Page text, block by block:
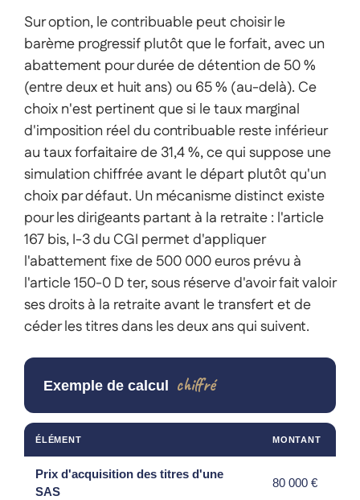
Sur option, le contribuable peut choisir le
barème progressif plutôt que le forfait, avec un
abattement pour durée de détention de 50 %
(entre deux et huit ans) ou 65 % (au-delà). Ce
choix n'est pertinent que si le taux marginal
d'imposition réel du contribuable reste inférieur
au taux forfaitaire de 31,4 %, ce qui suppose une
simulation chiffrée avant le départ plutôt qu'un
choix par défaut. Un mécanisme distinct existe
pour les dirigeants partant à la retraite : l'article
167 bis, I-3 du CGI permet d'appliquer
l'abattement fixe de 500 000 euros prévu à
l'article 150-0 D ter, sous réserve d'avoir fait valoir
ses droits à la retraite avant le transfert et de
céder les titres dans les deux ans qui suivent.
Exemple de calcul chiffré
ÉLÉMENT MONTANT
Prix d'acquisition des titres d'une
SAS
80 000 €